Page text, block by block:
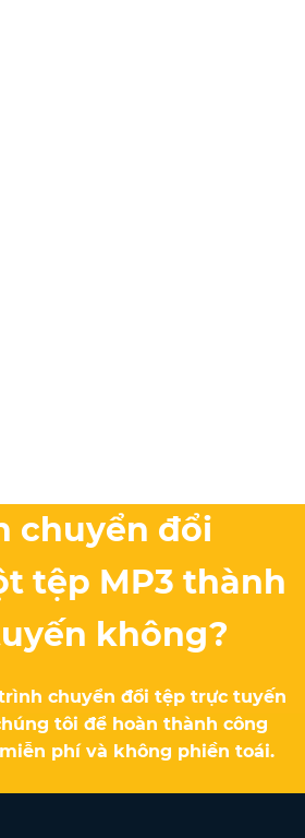
chuyển đổi
tệp MP3 thành
không?
chuyển đổi tệp trực tuyến
tôi để hoàn thành công
phí và không phiền toái.